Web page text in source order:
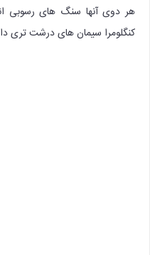
هر دوی آنها سنگ های رسوبی
کنگلومرا سیمان های درشت تری